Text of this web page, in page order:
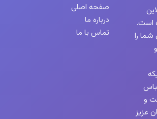
است.
را
و
و
عزیز
صفحه اصلی
درباره ما
تماس با ما